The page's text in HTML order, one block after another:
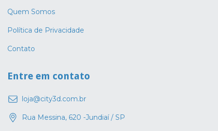
Quem Somos
Política de Privacidade
Contato
Entre em contato
loja@city3d.com.br
Rua Messina, 620 -Jundiaí / SP